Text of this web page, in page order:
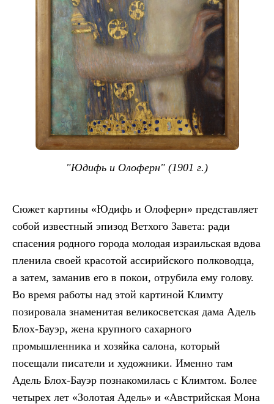
"Юдифь и Олоферн" (1901 г.)
Сюжет картины «Юдифь и Олоферн» представляет
собой известный эпизод Ветхого Завета: ради
спасения родного города молодая израильская вдова
пленила своей красотой ассирийского полководца,
а затем, заманив его в покои, отрубила ему голову.
Во время работы над этой картиной Климту
позировала знаменитая великосветская дама Адель
Блох-Бауэр, жена крупного сахарного
промышленника и хозяйка салона, который
посещали писатели и художники. Именно там
Адель Блох-Бауэр познакомилась с Климтом. Более
четырех лет «Золотая Адель» и «Австрийская Мона